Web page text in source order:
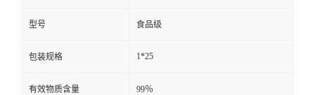
型号 食品级
包装规格 1*25
有效物质含量 99％